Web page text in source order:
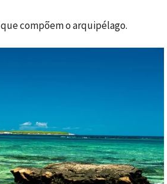
compõem o arquipélago.